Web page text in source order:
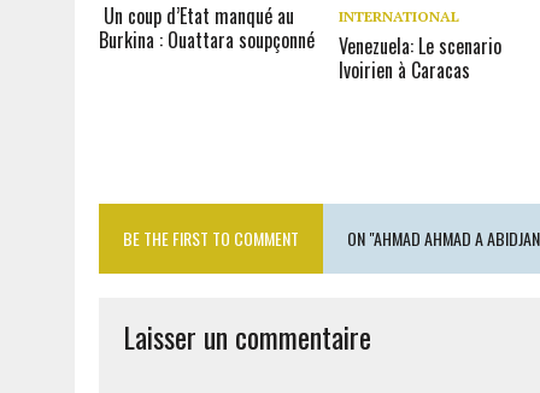
Un coup d’Etat manqué au
Burkina : Ouattara soupçonné
INTERNATIONAL
Venezuela: Le scenario
Ivoirien à Caracas
BE THE FIRST TO COMMENT ON "AHMAD AHMAD A
Laisser un commentaire